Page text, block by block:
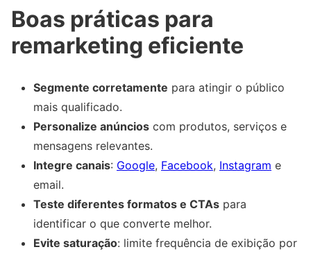
Boas práticas para
remarketing eficiente
Segmente corretamente para atingir o público
mais qualificado.
Personalize anúncios com produtos, serviços e
mensagens relevantes.
Integre canais: Google, Facebook, Instagram e
email.
Teste diferentes formatos e CTAs para
identificar o que converte melhor.
Evite saturação: limite frequência de exibição por